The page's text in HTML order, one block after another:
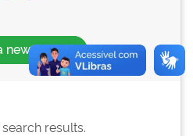
new search
results.